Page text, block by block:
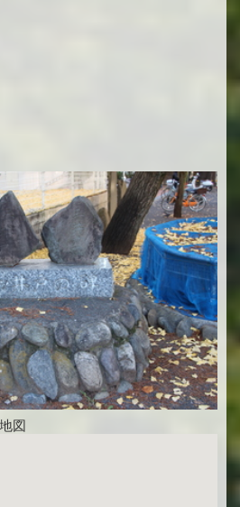
図